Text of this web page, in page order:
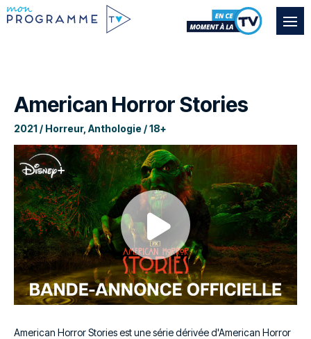
American Horror Stories
2021 / Horreur, Anthologie / 18+
American Horror Stories est une série dérivée d'American Horror